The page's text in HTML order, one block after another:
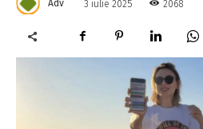
Adv 3 iulie 2025 2068